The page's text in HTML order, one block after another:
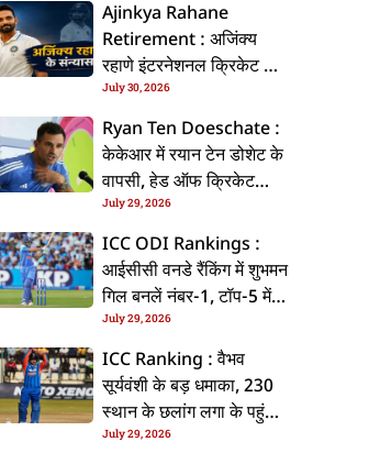
Ajinkya Rahane
Retirement : अजिंक्य
रहाणे इंटरनेशनल क्रिकेट से
ललें संन्यास, सोशल मीडिया
पs पोस्ट कs के कइलें एलान
July 30, 2026
Ryan Ten Doeschate :
केकेआर में रयान टेन डोशेट के
वापसी, हेड ऑफ क्रिकेट
स्ट्रेटजी के जिम्मेदारी संभरिहें
July 29, 2026
ICC ODI Rankings :
आईसीसी वनडे रैंकिंग में शुभमन
गिल बनलें नंबर-1, टॉप-5 में
भारत के तीन बल्लेबाज
July 29, 2026
ICC Ranking : वैभव
सूर्यवंशी के बड़ धमाका, 230
स्थान के छलांग लगा के पहुंचलें
48वां नंबर पs
July 29, 2026